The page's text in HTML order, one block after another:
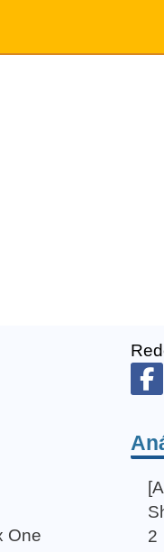
One
2